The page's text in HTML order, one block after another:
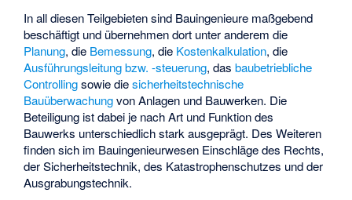
In all diesen Teilgebieten sind Bauingenieure maßgebend
beschäftigt und übernehmen dort unter anderem die
Planung, die Bemessung, die Kostenkalkulation, die
Ausführungsleitung bzw. -steuerung, dasbaubetriebliche
Controllingsowie diesicherheitstechnische
Bauüberwachungvon Anlagen und Bauwerken. Die
Beteiligung ist dabei je nach Art und Funktion des
Bauwerks unterschiedlich stark ausgeprägt. Des Weiteren
finden sich im Bauingenieurwesen Einschläge des Rechts,
der Sicherheitstechnik, des Katastrophenschutzes und der
Ausgrabungstechnik.